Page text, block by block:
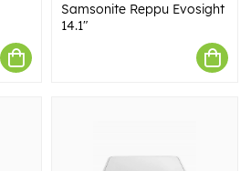
Samsonite Reppu Evosight
14.1"